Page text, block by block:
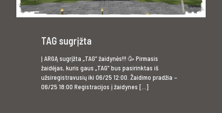
TAG sugrįžta
Į ARGĄ sugrįžta „TAG” žaidynės!!! 🥳 Pirmasis
žaidėjas, kuris gaus „TAG” bus pasirinktas iš
užsiregistravusių iki 06/25 12:00. Žaidimo pradžia –
06/25 18:00 Registracijos į žaidynes […]